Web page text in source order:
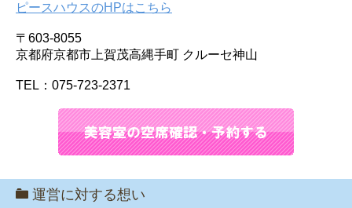
ピースハウスのHPはこちら
〒603-8055
京都府京都市上賀茂高縄手町 クルーセ神山
TEL：075-723-2371
運営に対する想い